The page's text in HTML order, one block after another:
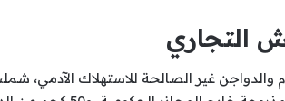
التجاري